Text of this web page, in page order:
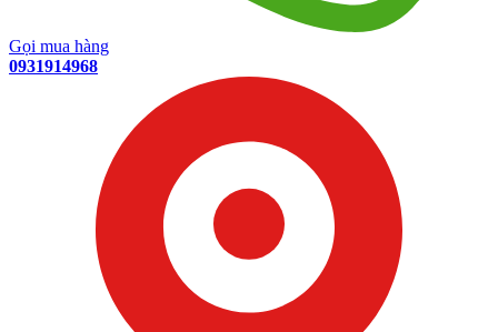
Gọi mua hàng
0931914968